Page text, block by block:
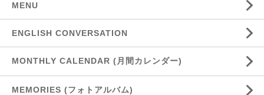
MENU
ENGLISH CONVERSATION
MONTHLY CALENDAR (月間カレンダー)
MEMORIES (フォトアルバム)